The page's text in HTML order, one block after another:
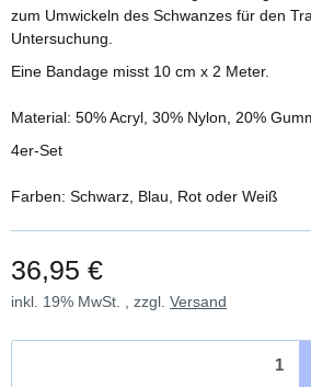
zum Umwickeln des Schwanzes für den
Untersuchung.
Eine Bandage misst 10 cm x 2 Meter.
Material: 50% Acryl, 30% Nylon, 20%
4er-Set
Farben: Schwarz, Blau, Rot oder Weiß
36,95 €
inkl. 19% MwSt. , zzgl. Versand